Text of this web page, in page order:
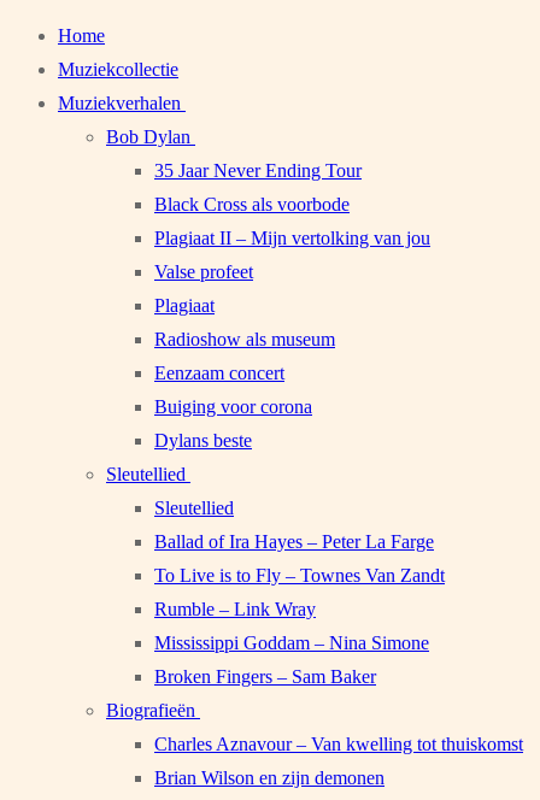
Home
Muziekcollectie
Muziekverhalen
Bob Dylan
35 Jaar Never Ending Tour
Black Cross als voorbode
Plagiaat II – Mijn vertolking van jou
Valse profeet
Plagiaat
Radioshow als museum
Eenzaam concert
Buiging voor corona
Dylans beste
Sleutellied
Sleutellied
Ballad of Ira Hayes – Peter La Farge
To Live is to Fly – Townes Van Zandt
Rumble – Link Wray
Mississippi Goddam – Nina Simone
Broken Fingers – Sam Baker
Biografieën
Charles Aznavour – Van kwelling tot thuiskomst
Brian Wilson en zijn demonen